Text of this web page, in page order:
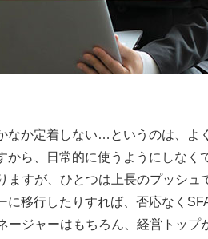
か定着しない…というのは、よ
ら、日常的に使うようにしなく
すが、ひとつは上長のプッシュ
に移行したりすれば、否応なく
ージャーはもちろん、経営トップ